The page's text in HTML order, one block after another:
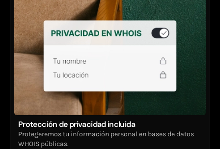
Protección de privacidad incluida
Protegeremos tu información personal en bases de datos
WHOIS públicas.